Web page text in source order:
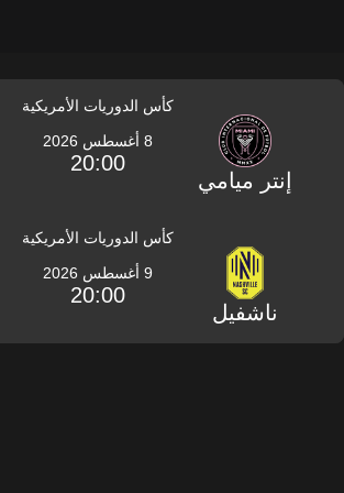
كأس الدوريات الأمريكية
إنتر ميامي
8 أغسطس 2026
20:00
كأس الدوريات الأمريكية
ناشفيل
9 أغسطس 2026
20:00